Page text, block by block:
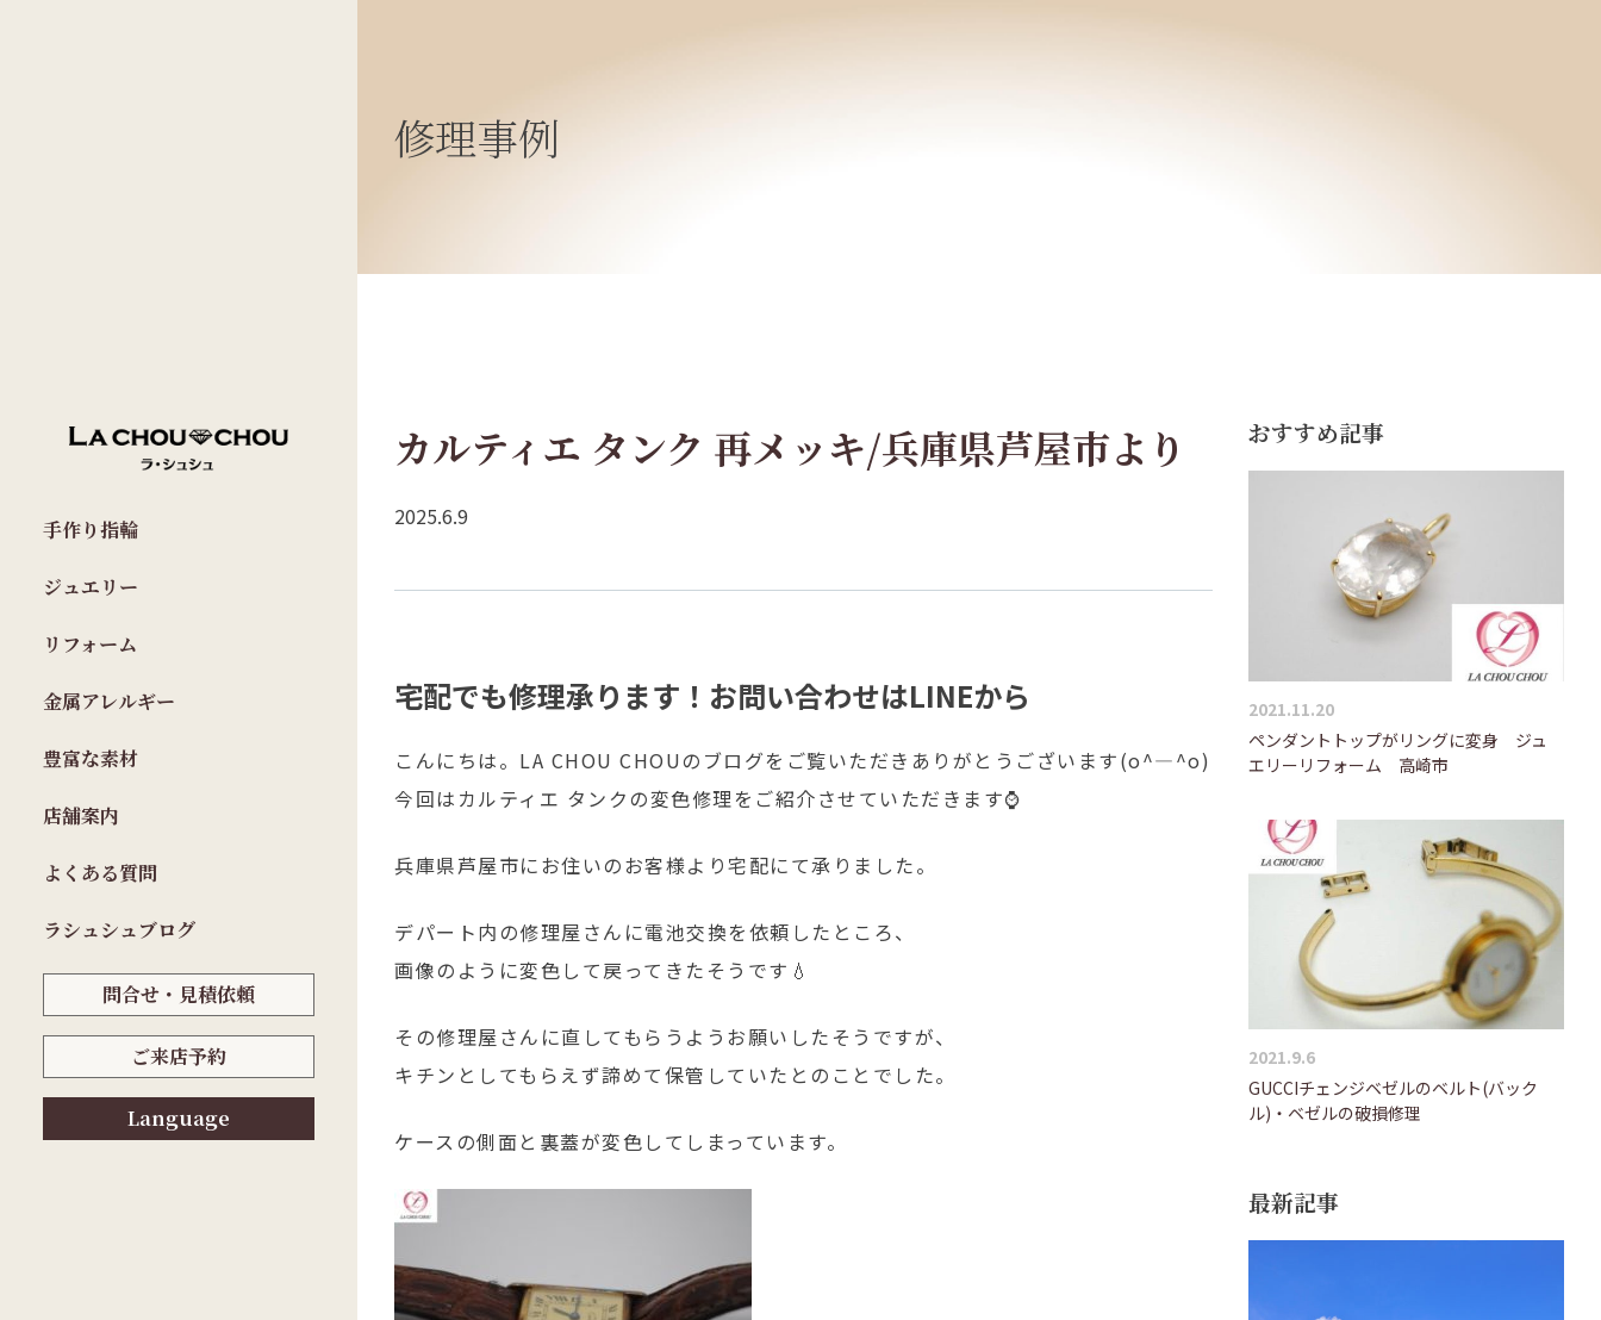
手作り指輪
ジュエリー
リフォーム
金属アレルギー
豊富な素材
店舗案内
よくある質問
ラシュシュブログ
問合せ・見積依頼
ご来店予約
Language
修理事例
カルティエ タンク 再メッキ/兵庫県芦屋市より
2025.6.9
宅配でも修理承ります！お問い合わせはLINEから
こんにちは。LA CHOU CHOUのブログをご覧いただきありがとうございます(o^―^o)
今回はカルティエ タンクの変色修理をご紹介させていただきます⌚
兵庫県芦屋市にお住いのお客様より宅配にて承りました。
デパート内の修理屋さんに電池交換を依頼したところ、
画像のように変色して戻ってきたそうです💧
その修理屋さんに直してもらうようお願いしたそうですが、
キチンとしてもらえず諦めて保管していたとのことでした。
ケースの側面と裏蓋が変色してしまっています。
おすすめ記事
2021.11.20
ペンダントトップがリングに変身 ジュ
エリーリフォーム 高崎市
2021.9.6
GUCCIチェンジベゼルのベルト(バック
ル)・ベゼルの破損修理
最新記事